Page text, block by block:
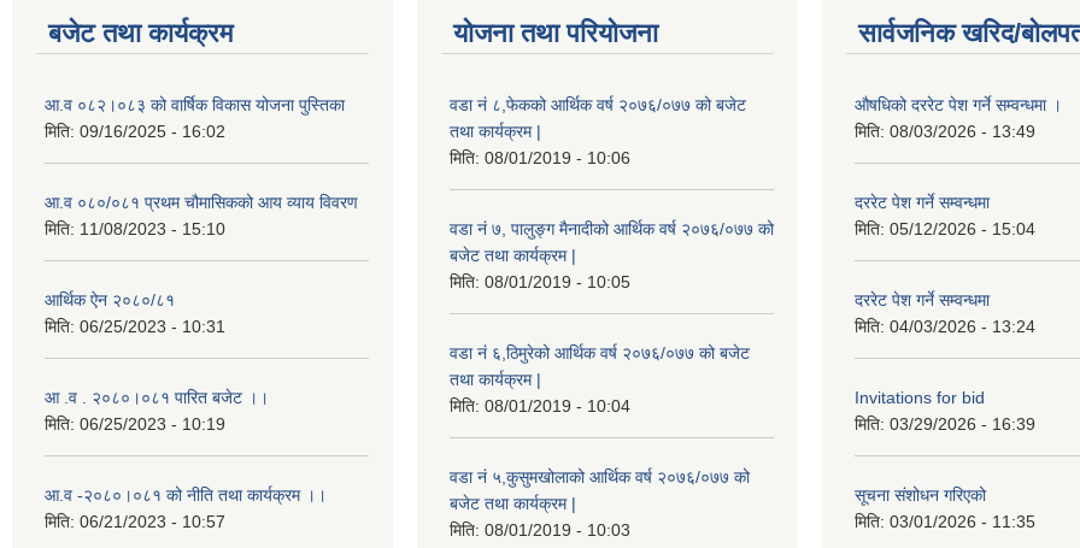
बजेट तथा कार्यक्रम
आ.व ०८२।०८३ को वार्षिक विकास योजना पुस्तिका
मिति: 09/16/2025 - 16:02
आ.व ०८०/०८१ प्रथम चौमासिकको आय व्याय विवरण
मिति: 11/08/2023 - 15:10
आर्थिक ऐन २०८०/८१
मिति: 06/25/2023 - 10:31
आ .व . २०८०।०८१ पारित बजेट ।।
मिति: 06/25/2023 - 10:19
आ.व -२०८०।०८१ को नीति तथा कार्यक्रम ।।
मिति: 06/21/2023 - 10:57
योजना तथा परियोजना
वडा नं ८,फेकको आर्थिक वर्ष २०७६/०७७ को बजेट
तथा कार्यक्रम |
मिति: 08/01/2019 - 10:06
वडा नं ७, पालुङ्ग मैनादीको आर्थिक वर्ष २०७६/०७७ को
बजेट तथा कार्यक्रम |
मिति: 08/01/2019 - 10:05
वडा नं ६,ठिमुरेको आर्थिक वर्ष २०७६/०७७ को बजेट
तथा कार्यक्रम |
मिति: 08/01/2019 - 10:04
वडा नं ५,कुसुमखोलाको आर्थिक वर्ष २०७६/०७७ को
बजेट तथा कार्यक्रम |
मिति: 08/01/2019 - 10:03
सार्वजनिक खरिद/
औषधिको दररेट पेश गर्ने सम्वन्धमा ।
मिति: 08/03/2026 - 13:49
दररेट पेश गर्ने सम्वन्धमा
मिति: 05/12/2026 - 15:04
दररेट पेश गर्ने सम्वन्धमा
मिति: 04/03/2026 - 13:24
Invitations for bid
मिति: 03/29/2026 - 16:39
सूचना संशोधन गरिएको
मिति: 03/01/2026 - 11:35